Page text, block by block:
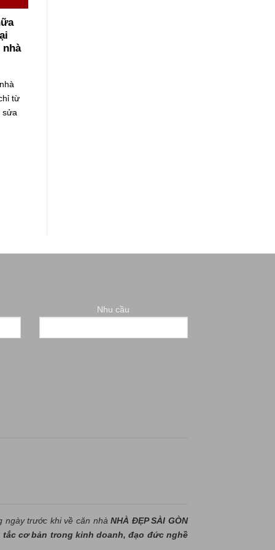
nhà
từ
sửa
Nhu cầu
ngày trước khi về căn nhàNHÀ ĐẸP SÀI GÒN
cơ bản trong kinh doanh, đạo đức nghề